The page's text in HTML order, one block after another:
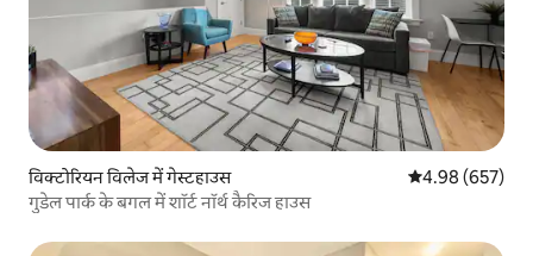
विक्टोरियन विलेज में गेस्टहाउस औसत रेटिंग 5 में से
4.98 (657)
गुडेल पार्क के बगल में शॉर्ट नॉर्थ कैरिज हाउस